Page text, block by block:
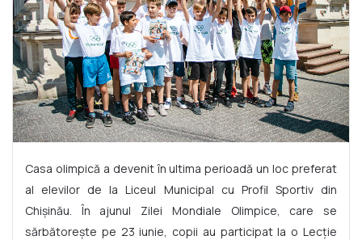
Casa olimpică a devenit în ultima perioadă un loc preferat
al elevilor de la Liceul Municipal cu Profil Sportiv din
Chișinău. În ajunul Zilei Mondiale Olimpice, care se
sărbătorește pe 23 iunie, copii au participat la o Lecție